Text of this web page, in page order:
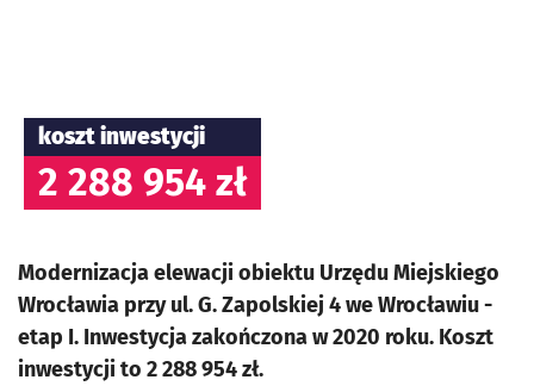
koszt inwestycji
2 288 954 zł
Modernizacja elewacji obiektu Urzędu Miejskiego
Wrocławia przy ul. G. Zapolskiej 4 we Wrocławiu -
etap I. Inwestycja zakończona w 2020 roku. Koszt
inwestycji to 2 288 954 zł.